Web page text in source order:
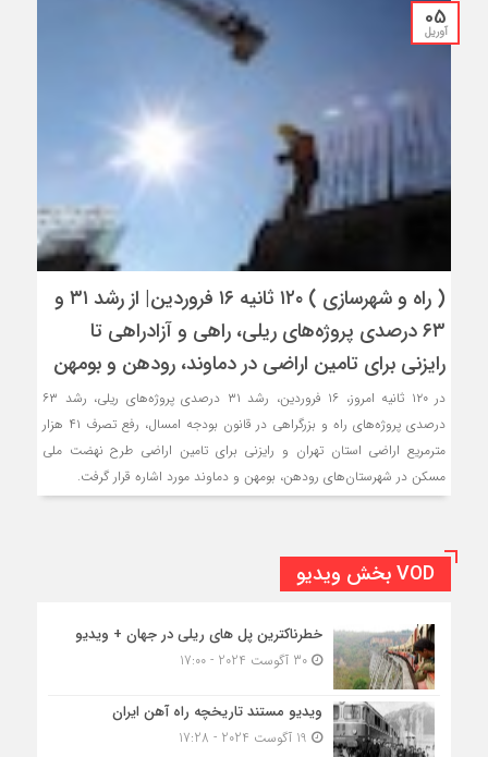
05
آوریل
( راه و شهرسازی ) ۱۲۰ ثانیه ۱۶ فروردین‌| از رشد ۳۱ و
۶۳ درصدی پروژه‌های ریلی، راهی و آزادراهی تا
رایزنی برای تامین اراضی در دماوند، رودهن و بومهن
در ۱۲۰ ثانیه امروز، ۱۶ فروردین‌، رشد ۳۱ درصدی پروژه‌های ریلی، رشد ۶۳
درصدی پروژه‌های راه و بزرگراهی در قانون بودجه امسال، رفع تصرف ۴۱ هزار
مترمریع اراضی استان تهران و رایزنی برای تامین اراضی طرح نهضت ملی
مسکن در شهرستان‌های رودهن، بومهن و دماوند مورد اشاره قرار گرفت.
VOD بخش ویدیو
خطرناکترین پل های ریلی در جهان + ویدیو
30 آگوست 2024 - 17:00
ویدیو مستند تاریخچه راه آهن ایران